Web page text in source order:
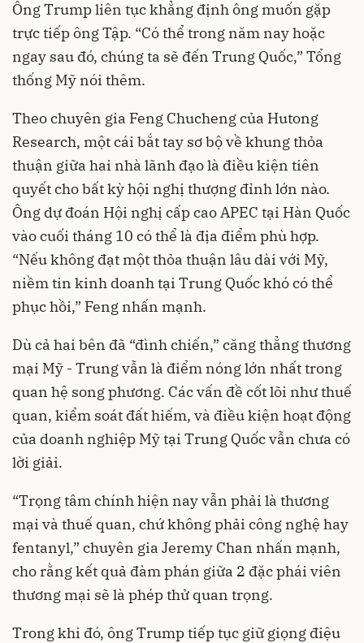
Ông Trump liên tục khẳng định ông muốn gặp
trực tiếp ông Tập. “Có thể trong năm nay hoặc
ngay sau đó, chúng ta sẽ đến Trung Quốc,” Tổng
thống Mỹ nói thêm.
Theo chuyên gia Feng Chucheng của Hutong
Research, một cái bắt tay sơ bộ về khung thỏa
thuận giữa hai nhà lãnh đạo là điều kiện tiên
quyết cho bất kỳ hội nghị thượng đỉnh lớn nào.
Ông dự đoán Hội nghị cấp cao APEC tại Hàn Quốc
vào cuối tháng 10 có thể là địa điểm phù hợp.
“Nếu không đạt một thỏa thuận lâu dài với Mỹ,
niềm tin kinh doanh tại Trung Quốc khó có thể
phục hồi,” Feng nhấn mạnh.
Dù cả hai bên đã “đình chiến,” căng thẳng thương
mại Mỹ - Trung vẫn là điểm nóng lớn nhất trong
quan hệ song phương. Các vấn đề cốt lõi như thuế
quan, kiểm soát đất hiếm, và điều kiện hoạt động
của doanh nghiệp Mỹ tại Trung Quốc vẫn chưa có
lời giải.
“Trọng tâm chính hiện nay vẫn phải là thương
mại và thuế quan, chứ không phải công nghệ hay
fentanyl,” chuyên gia Jeremy Chan nhấn mạnh,
cho rằng kết quả đàm phán giữa 2 đặc phái viên
thương mại sẽ là phép thử quan trọng.
Trong khi đó, ông Trump tiếp tục giữ giọng điệu